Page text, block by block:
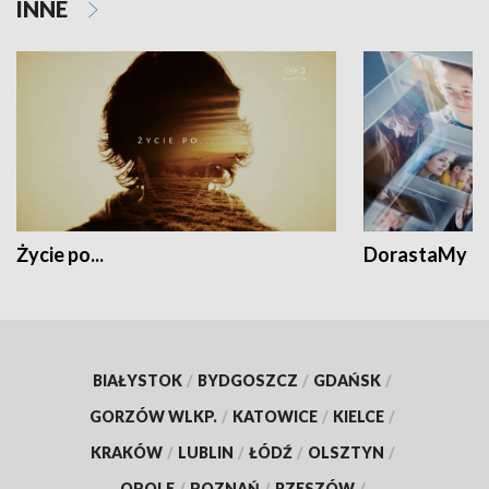
INNE
Życie po... DorastaMy
BIAŁYSTOK / BYDGOSZCZ / GDAŃSK /
GORZÓW WLKP. / KATOWICE / KIELCE /
KRAKÓW / LUBLIN / ŁÓDŹ / OLSZTYN /